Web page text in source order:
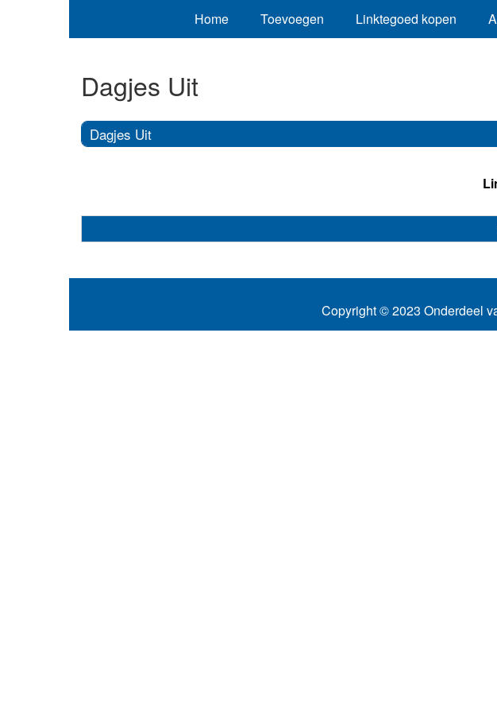
Home Toevoegen Linktegoed kopen
Dagjes Uit
Dagjes Uit
Copyright © 2023 Onderdeel